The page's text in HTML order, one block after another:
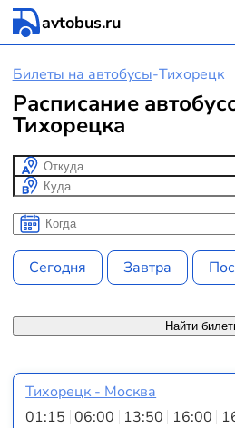
avtobus.ru
Билеты на автобусы-Тихорецк
Расписание
Тихорецка
Откуда
Куда
Когда
Когда
Сегодня Завтра
Найти
Тихорецк - Москва
01:15 06:00 13:50 16:00